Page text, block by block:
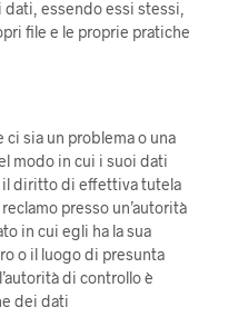
essendo essi stessi,
file e le proprie pratiche
ci sia un problema o una
modo in cui i suoi dati
il diritto di effettiva tutela
presso un’autorità
in cui egli ha la sua
o il luogo di presunta
di controllo è
dei dati